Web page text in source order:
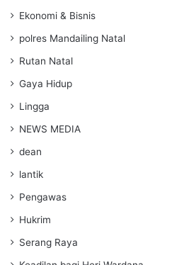
Ekonomi & Bisnis
polres Mandailing Natal
Rutan Natal
Gaya Hidup
Lingga
NEWS MEDIA
dean
lantik
Pengawas
Hukrim
Serang Raya